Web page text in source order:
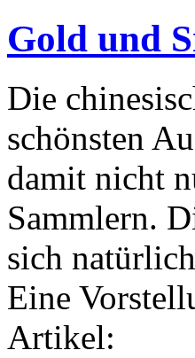
Gold und
Die
schönsten
damit nicht
Sammlern.
sich
Eine
Artikel: